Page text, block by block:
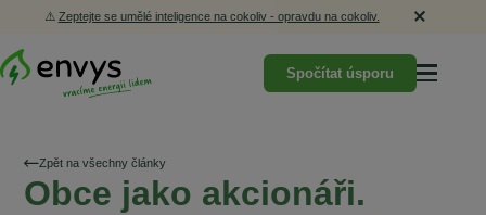
⚠️ Zeptejte se umělé inteligence na cokoliv - opravdu na cokoliv.
Spočítat úsporu
Zpět na všechny články
Obce jako akcionáři.